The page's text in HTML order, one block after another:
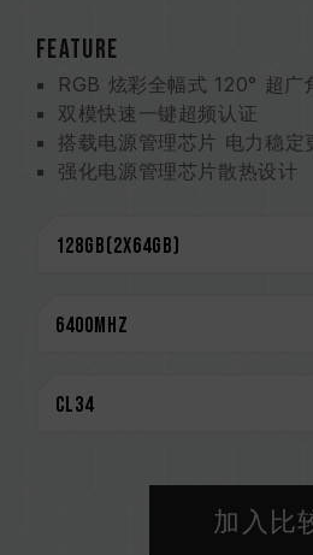
FEATURE
RGB 炫彩全幅式 120° 超广
双模快速一键超频认证
搭载电源管理芯片 电力稳定
强化电源管理芯片散热设计
搭载 RGB 智能控制芯片 支
（美国发明专利：
兼容平台完整信息，可至
请勿混合使用不同容量、频
加入比